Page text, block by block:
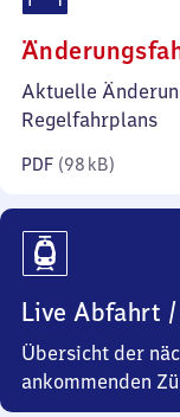
Aktuelle
Regelfahrplans
PDF (98 kB)
Live Abfahrt
Übersicht der
ankommenden